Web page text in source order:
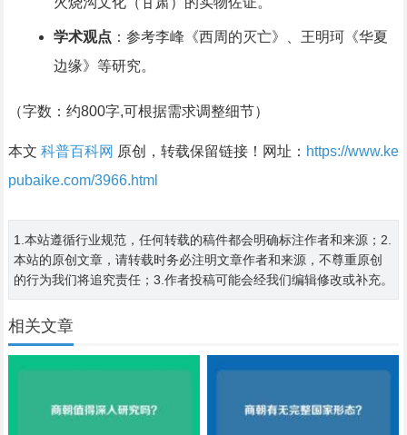
学术观点 ：参考李峰《西周的灭亡》、王明珂《华夏
边缘》等研究。
（字数：约800字,可根据需求调整细节）
本文 科普百科网 原创，转载保留链接！网址： https://www.ke
pubaike.com/3966.html
1.本站遵循行业规范，任何转载的稿件都会明确标注作者和来源；2.
本站的原创文章，请转载时务必注明文章作者和来源，不尊重原创
的行为我们将追究责任；3.作者投稿可能会经我们编辑修改或补充。
相关文章